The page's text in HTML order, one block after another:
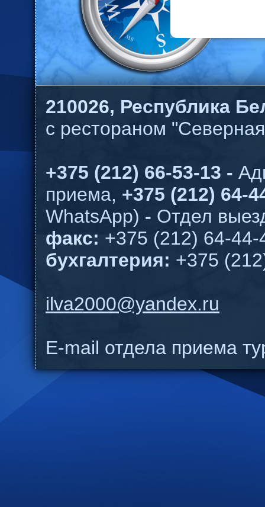
210026, Республика
с рестораном
+375 (212) 66-53-13 -
приема, +375 (212) 64-
WhatsApp) - Отдел
факс: +375 (212) 64-44-
бухгалтерия: +375
ilva2000@yandex.ru
E-mail отдела приема